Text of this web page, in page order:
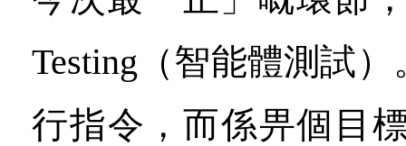
Testing（智能體測試
行指令，而係畀個目